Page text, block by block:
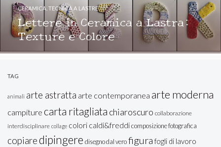
Lettere in Ceramica a Lastra:
Texture e Colore
CERAMICA TECNICA A LASTRE
TAG
animali arte astratta arte contemporanea arte moderna
campiture carta ritagliata chiaroscuro collaborazione
interdisciplinare collage colori caldi&freddicomposizione fotografica
copiaredipingere disegno dal verofigura fogli di lavoro